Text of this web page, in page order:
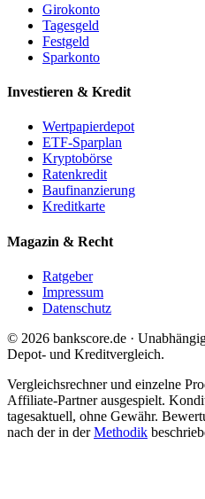
Girokonto
Tagesgeld
Festgeld
Sparkonto
Investieren & Kredit
Wertpapierdepot
ETF-Sparplan
Kryptobörse
Ratenkredit
Baufinanzierung
Kreditkarte
Magazin & Recht
Ratgeber
Impressum
Datenschutz
© 2026 bankscore.de ·
Depot- und Kreditvergleich.
Vergleichsrechner und einzelne
Affiliate-Partner ausgespielt.
tagesaktuell, ohne Gewähr.
nach der in derMethodik